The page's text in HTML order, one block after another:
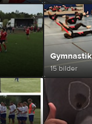
Gymnastik
15 bilder